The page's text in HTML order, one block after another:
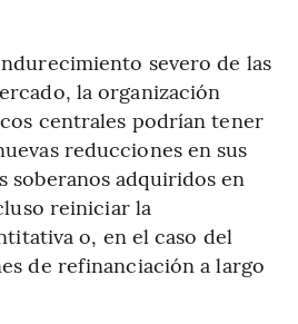
severo de las
la organización
centrales podrían tener
reducciones en sus
soberanos adquiridos en
reiniciar la
o, en el caso del
de refinanciación a largo